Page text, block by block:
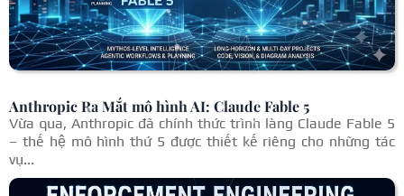
Anthropic Ra Mắt mô hình AI: Claude Fable 5
Vừa qua, Anthropic đã chính thức trình làng Claude Fable 5
– thế hệ mô hình thứ 5 được thiết kế riêng cho những tác
vụ...